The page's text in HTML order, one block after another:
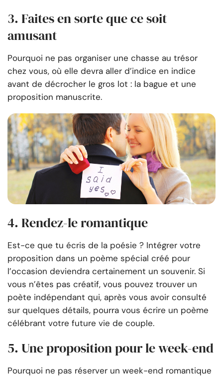
3. Faites en sorte que ce soit
amusant
Pourquoi ne pas organiser une chasse au trésor
chez vous, où elle devra aller d’indice en indice
avant de décrocher le gros lot : la bague et une
proposition manuscrite.
4. Rendez-le romantique
Est-ce que tu écris de la poésie ? Intégrer votre
proposition dans un poème spécial créé pour
l’occasion deviendra certainement un souvenir. Si
vous n’êtes pas créatif, vous pouvez trouver un
poète indépendant qui, après vous avoir consulté
sur quelques détails, pourra vous écrire un poème
célébrant votre future vie de couple.
5. Une proposition pour le week-end
Pourquoi ne pas réserver un week-end romantique